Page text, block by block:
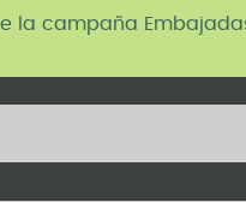
la campaña